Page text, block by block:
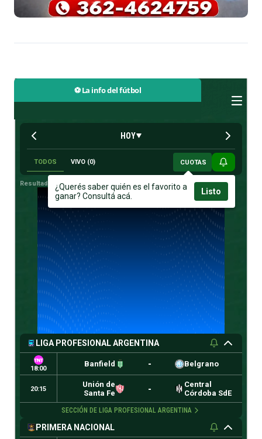
⚽ La info del fútbol